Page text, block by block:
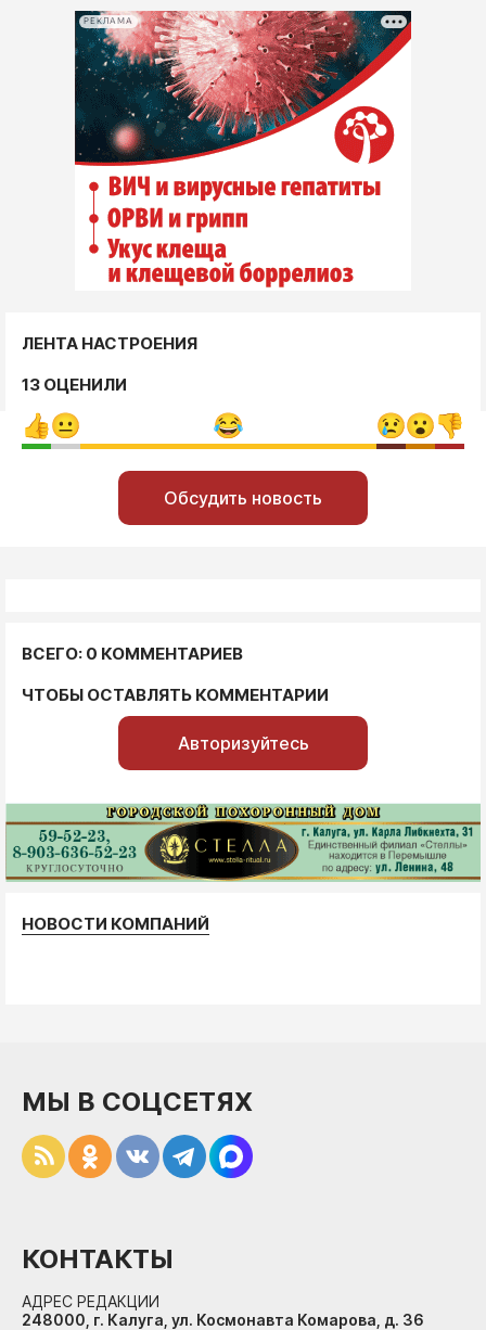
РЕКЛАМА
ЛЕНТА НАСТРОЕНИЯ
13 ОЦЕНИЛИ
Обсудить новость
ВСЕГО: 0 КОММЕНТАРИЕВ
ЧТОБЫ ОСТАВЛЯТЬ КОММЕНТАРИИ
Авторизуйтесь
НОВОСТИ КОМПАНИЙ
МЫ В СОЦСЕТЯХ
КОНТАКТЫ
АДРЕС РЕДАКЦИИ
248000, г. Калуга, ул. Космонавта Комарова, д. 36